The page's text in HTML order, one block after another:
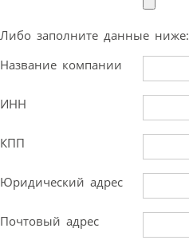
Либо заполните данные ниже:
Название компании
ИНН
КПП
Юридический адрес
Почтовый адрес